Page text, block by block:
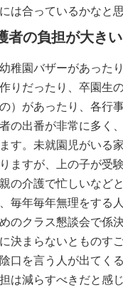
は合っているかなと思
者の負担が大きい
稚園バザーがあった
りだったり、卒園生
）があったり、各行
の出番が非常に多く
す。未就園児がいる
ますが、上の子が受
の介護で忙しいなど
毎年毎年無理をする
のクラス懇談会で係
決まらないとものす
口を言う人が出てく
は減らすべきだと感